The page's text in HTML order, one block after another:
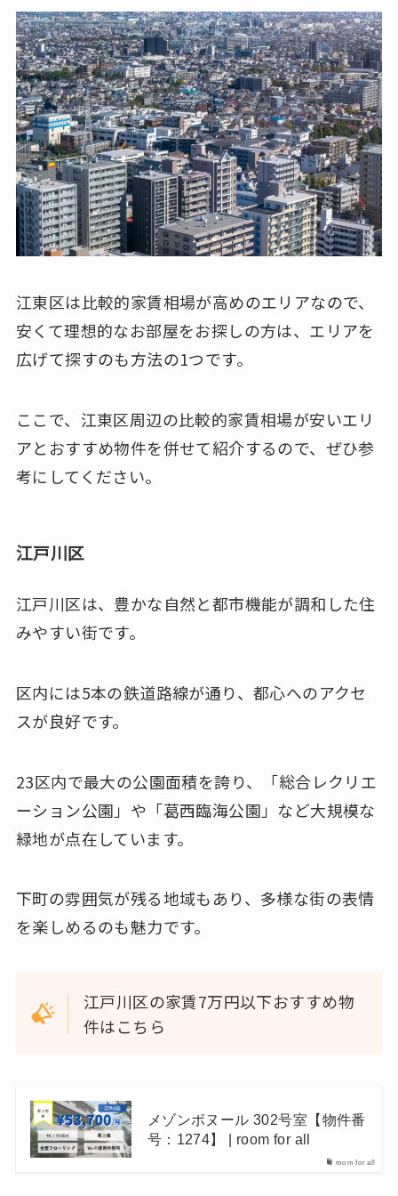
江東区は比較的家賃相場が高めのエリアなので、
安くて理想的なお部屋をお探しの方は、エリアを
広げて探すのも方法の1つです。
ここで、江東区周辺の比較的家賃相場が安いエリ
アとおすすめ物件を併せて紹介するので、ぜひ参
考にしてください。
江戸川区
江戸川区は、豊かな自然と都市機能が調和した住
みやすい街です。
区内には5本の鉄道路線が通り、都心へのアクセ
スが良好です。
23区内で最大の公園面積を誇り、「総合レクリエ
ーション公園」や「葛西臨海公園」など大規模な
緑地が点在しています。
下町の雰囲気が残る地域もあり、多様な街の表情
を楽しめるのも魅力です。
江戸川区の家賃7万円以下おすすめ物
件はこちら
room for all
メゾンボヌール 302号室【物件番
号：1274】 | room for all